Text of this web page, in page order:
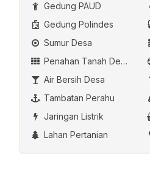
Gedung PAUD
Gedung Polindes
Sumur Desa
Penahan Tanah Desa
Air Bersih Desa
Tambatan Perahu
Jaringan Listrik
Lahan Pertanian